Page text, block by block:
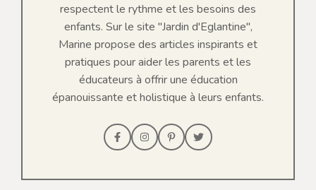
respectent le rythme et les besoins des
enfants. Sur le site "Jardin d'Eglantine",
Marine propose des articles inspirants et
pratiques pour aider les parents et les
éducateurs à offrir une éducation
épanouissante et holistique à leurs enfants.